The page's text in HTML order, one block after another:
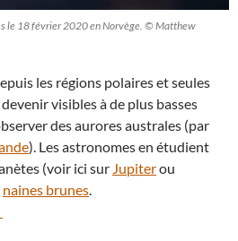
le 18 février 2020 en Norvège. © Matthew
les régions polaires et seules
visibles à de plus basses
des aurores australes (par
). Les astronomes en étudient
(voir ici sur Jupiterou
naines brunes
rares aurores boréales bleues